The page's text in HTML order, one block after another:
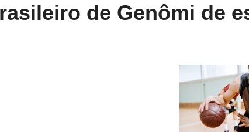
de Genômi de